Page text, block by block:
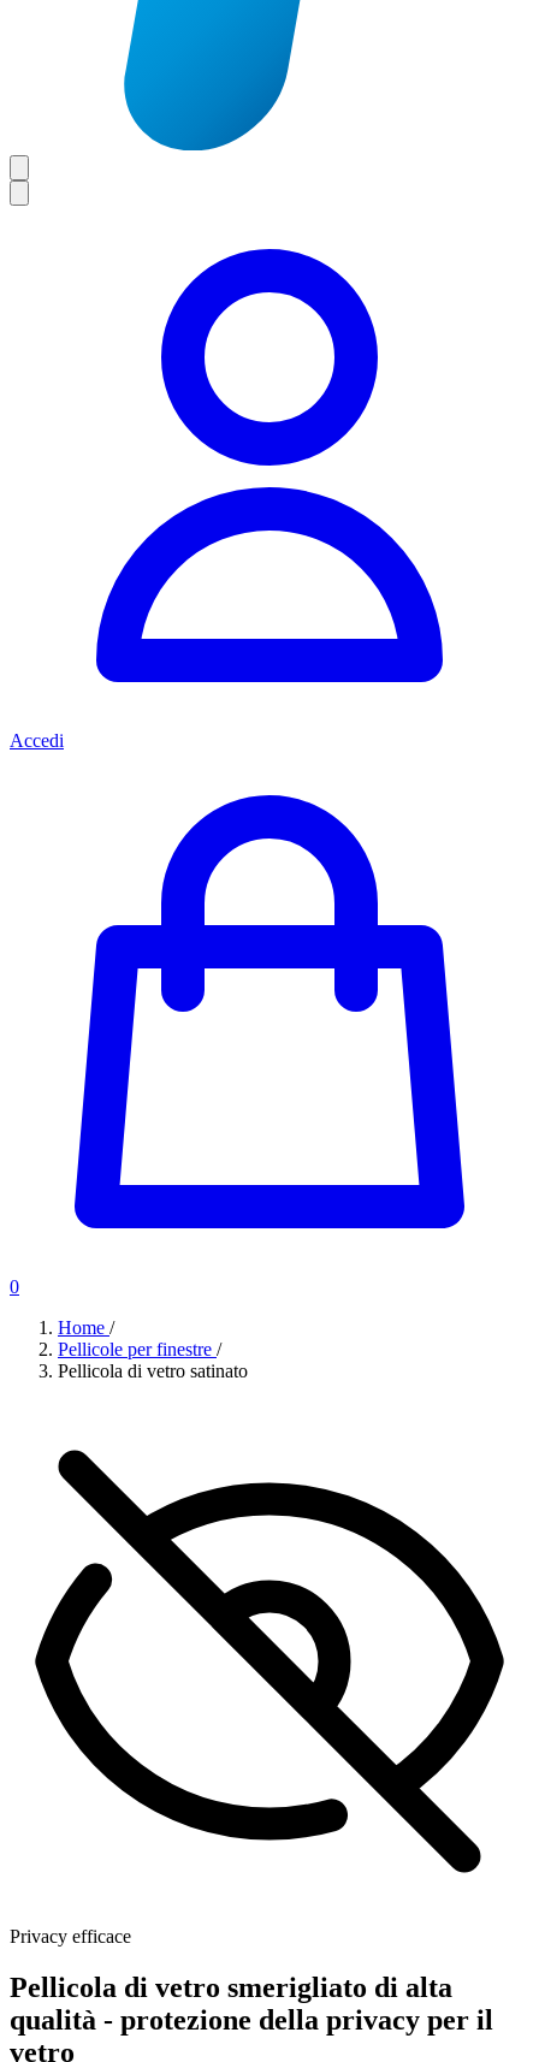
Accedi
0
Home /
Pellicole per finestre /
Pellicola di vetro satinato
Privacy efficace
Pellicola di vetro smerigliato di alta
qualità - protezione della privacy per il
vetro